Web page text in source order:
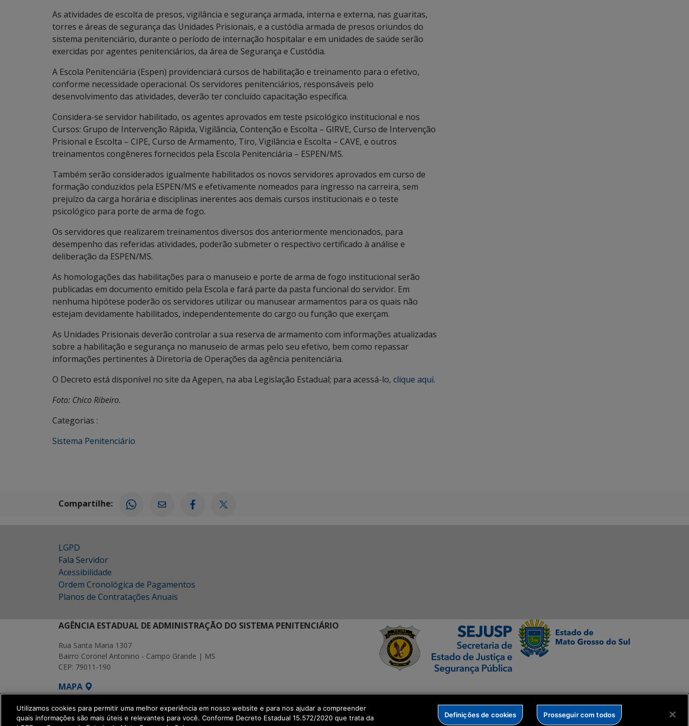
As atividades de escolta de presos, vigilância e segurança armada, interna e externa, nas guaritas,
torres e áreas de segurança das Unidades Prisionais, e a custódia armada de presos oriundos do
sistema penitenciário, durante o período de internação hospitalar e em unidades de saúde serão
exercidas por agentes penitenciários, da área de Segurança e Custódia.
A Escola Penitenciária (Espen) providenciará cursos de habilitação e treinamento para o efetivo,
conforme necessidade operacional. Os servidores penitenciários, responsáveis pelo
desenvolvimento das atividades, deverão ter concluído capacitação específica.
Considera-se servidor habilitado, os agentes aprovados em teste psicológico institucional e nos
Cursos: Grupo de Intervenção Rápida, Vigilância, Contenção e Escolta – GIRVE, Curso de Intervenção
Prisional e Escolta – CIPE, Curso de Armamento, Tiro, Vigilância e Escolta – CAVE, e outros
treinamentos congêneres fornecidos pela Escola Penitenciária – ESPEN/MS.
Também serão considerados igualmente habilitados os novos servidores aprovados em curso de
formação conduzidos pela ESPEN/MS e efetivamente nomeados para ingresso na carreira, sem
prejuízo da carga horária e disciplinas inerentes aos demais cursos institucionais e o teste
psicológico para porte de arma de fogo.
Os servidores que realizarem treinamentos diversos dos anteriormente mencionados, para
desempenho das referidas atividades, poderão submeter o respectivo certificado à análise e
deliberação da ESPEN/MS.
As homologações das habilitações para o manuseio e porte de arma de fogo institucional serão
publicadas em documento emitido pela Escola e fará parte da pasta funcional do servidor. Em
nenhuma hipótese poderão os servidores utilizar ou manusear armamentos para os quais não
estejam devidamente habilitados, independentemente do cargo ou função que exerçam.
As Unidades Prisionais deverão controlar a sua reserva de armamento com informações atualizadas
sobre a habilitação e segurança no manuseio de armas pelo seu efetivo, bem como repassar
informações pertinentes à Diretoria de Operações da agência penitenciária.
O Decreto está disponível no site da Agepen, na aba Legislação Estadual; para acessá-lo, clique aqui.
Foto: Chico Ribeiro.
Categorias :
Sistema Penitenciário
Compartilhe:
LGPD
Fala Servidor
Acessibilidade
Ordem Cronológica de Pagamentos
Planos de Contratações Anuais
AGÊNCIA ESTADUAL DE ADMINISTRAÇÃO DO SISTEMA PENITENCIÁRIO
Rua Santa Maria 1307
Bairro Coronel Antonino - Campo Grande | MS
CEP: 79011-190
MAPA
SETDIG | Secretaria-Executiva de Transformação Digital
Utilizamos cookies para permitir uma melhor experiência em nosso website e para nos ajudar a compreender
quais informações são mais úteis e relevantes para você. Conforme Decreto Estadual 15.572/2020 que trata da
Definições de cookies Prosseguir com todos